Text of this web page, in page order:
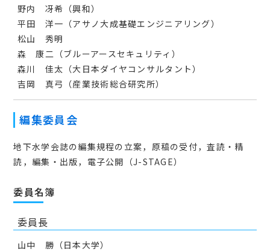
野内 冴希（興和）
平田 洋一（アサノ大成基礎エンジニアリング）
松山 秀明
森 康二（ブルーアースセキュリティ）
森川 佳太（大日本ダイヤコンサルタント）
吉岡 真弓（産業技術総合研究所）
編集委員会
地下水学会誌の編集規程の立案，原稿の受付，査読・精
読，編集・出版，電子公開（J-STAGE）
委員名簿
委員長
山中 勝（日本大学）